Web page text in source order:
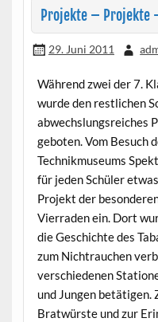
Projekte – Projekte
29. Juni 2011
Während zwei der 7.
wurde den restlichen
abwechslungsreiches
geboten. Vom Besuch
Technikmuseums
für jeden Schüler
Projekt der
Vierraden ein. Dort
die Geschichte des
zum Nichtrauchen
verschiedenen
und Jungen betätigen.
Bratwürste und zur